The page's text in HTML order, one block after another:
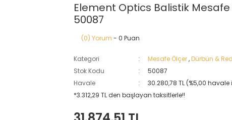
Element Optics Balistik Mesafe
50087
(0) Yorum - 0 Puan
Kategori Mesafe Ölçer,Dürbün &
Stok Kodu
50087
Havale
30.280,78 TL (%5,00
*3.312,29 TL den başlayan taksitlerle!!